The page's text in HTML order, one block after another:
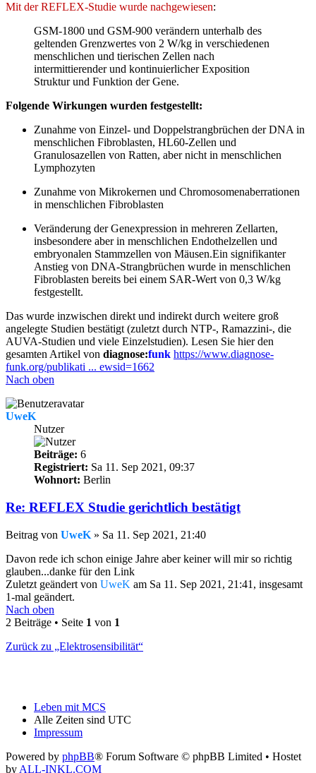
Mit der REFLEX-Studie wurde nachgewiesen:
GSM-1800 und GSM-900 verändern unterhalb des
geltenden Grenzwertes von 2 W/kg in verschiedenen
menschlichen und tierischen Zellen nach
intermittierender und kontinuierlicher Exposition
Struktur und Funktion der Gene.
Folgende Wirkungen wurden festgestellt:
Zunahme von Einzel- und Doppelstrangbrüchen der DNA in
menschlichen Fibroblasten, HL60-Zellen und
Granulosazellen von Ratten, aber nicht in menschlichen
Lymphozyten
Zunahme von Mikrokernen und Chromosomenaberrationen
in menschlichen Fibroblasten
Veränderung der Genexpression in mehreren Zellarten,
insbesondere aber in menschlichen Endothelzellen und
embryonalen Stammzellen von Mäusen.Ein signifikanter
Anstieg von DNA-Strangbrüchen wurde in menschlichen
Fibroblasten bereits bei einem SAR-Wert von 0,3 W/kg
festgestellt.
Das wurde inzwischen direkt und indirekt durch weitere groß
angelegte Studien bestätigt (zuletzt durch NTP-, Ramazzini-, die
AUVA-Studien und viele Einzelstudien). Lesen Sie hier den
gesamten Artikel von diagnose:funk https://www.diagnose-
funk.org/publikati ... ewsid=1662
Nach oben
UweK
Nutzer
Beiträge: 6
Registriert: Sa 11. Sep 2021, 09:37
Wohnort: Berlin
Re: REFLEX Studie gerichtlich bestätigt
Beitrag von UweK » Sa 11. Sep 2021, 21:40
Davon rede ich schon einige Jahre aber keiner will mir so richtig
glauben...danke für den Link
Zuletzt geändert von UweK am Sa 11. Sep 2021, 21:41, insgesamt
1-mal geändert.
Nach oben
2 Beiträge • Seite 1 von 1
Zurück zu „Elektrosensibilität“
Leben mit MCS
Alle Zeiten sind UTC
Impressum
Powered by phpBB® Forum Software © phpBB Limited • Hostet
by ALL-INKL.COM